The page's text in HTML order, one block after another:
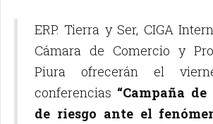
ERP. Tierra y Ser, CIGA
Cámara de Comercio y
Piura ofrecerán el
conferencias “Campaña
de riesgo ante el